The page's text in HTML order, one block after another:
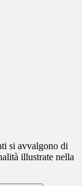
si avvalgono di
illustrate nella